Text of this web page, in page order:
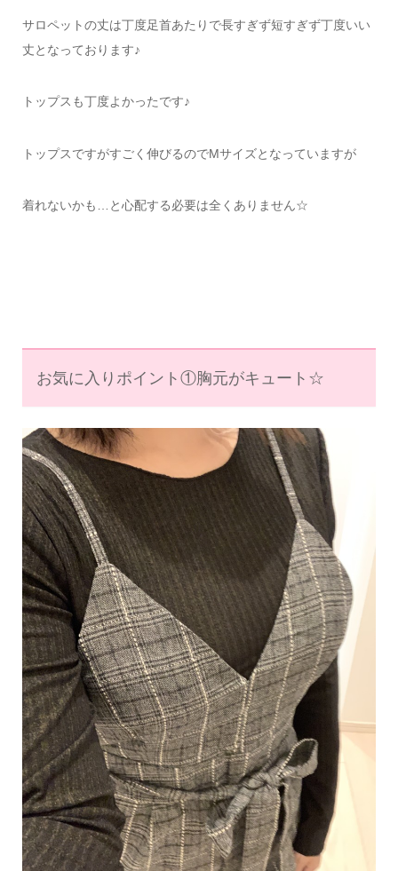
サロペットの丈は丁度足首あたりで長すぎず短すぎず丁度いい
丈となっております♪
トップスも丁度よかったです♪
トップスですがすごく伸びるのでMサイズとなっていますが
着れないかも…と心配する必要は全くありません☆
お気に入りポイント①胸元がキュート☆